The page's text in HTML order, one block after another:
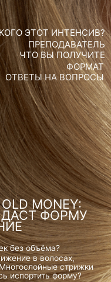
ВЫ ПОЛУЧИТЕ
НА ВОПРОСЫ
ФОРМАТ
объёма?
навсегда.
в волосах,
стрижки
форму?
ИНТЕНСИВ?
ФОРМУ
ПРЕПОДАВАТЕЛЬ